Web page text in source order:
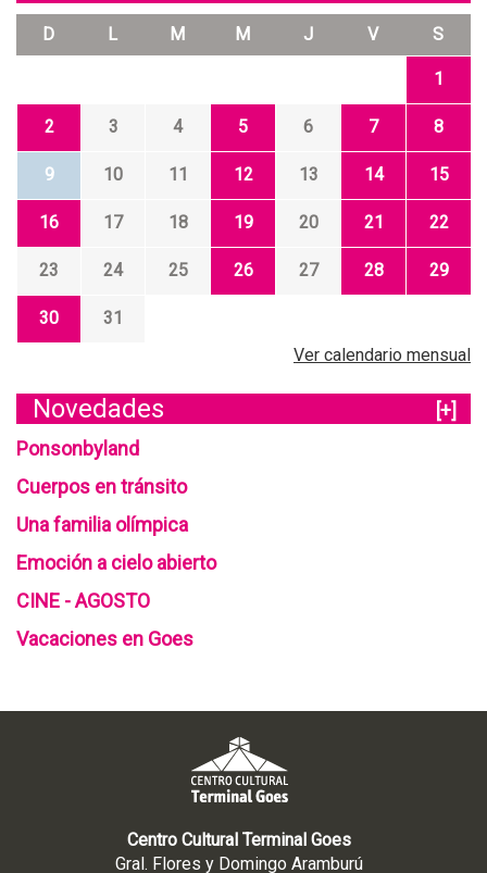
D L M M J V S
1
2 3 4 5 6 7 8
9 10 11 12 13 14 15
16 17 18 19 20 21 22
23 24 25 26 27 28 29
30
31
Ver calendario mensual
Novedades
[+]
Ponsonbyland
Cuerpos en tránsito
Una familia olímpica
Emoción a cielo abierto
CINE - AGOSTO
Vacaciones en Goes
Centro Cultural Terminal Goes
Gral. Flores y Domingo Aramburú